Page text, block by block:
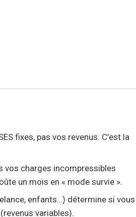
fixes, pas vos revenus. C’est la
vos charges incompressibles
un mois en « mode survie ».
enfants…) détermine si vous
variables).